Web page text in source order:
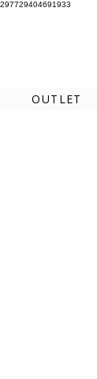
297729404691933
OUTLET